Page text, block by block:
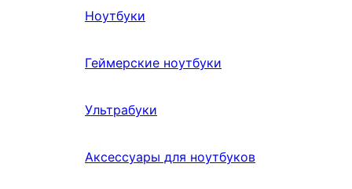
Ноутбуки
Геймерские ноутбуки
Ультрабуки
Аксессуары для ноутбуков